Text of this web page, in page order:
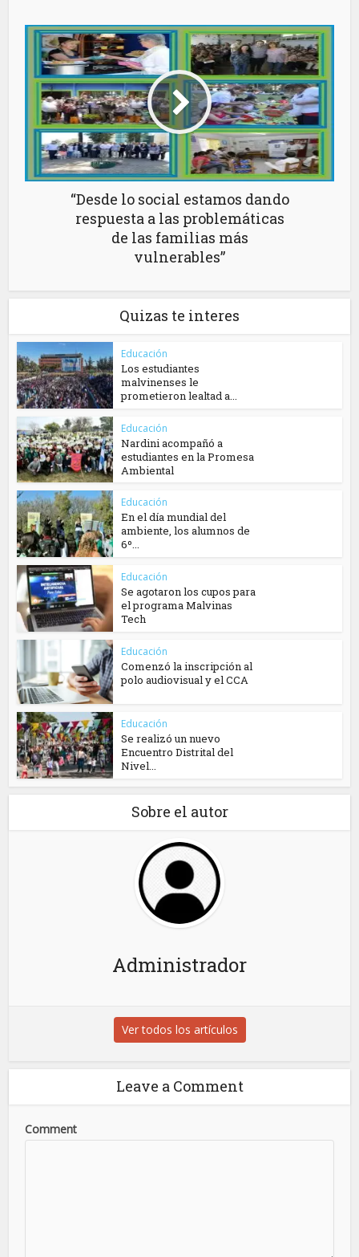
“Desde lo social estamos dando
respuesta a las problemáticas
de las familias más
vulnerables”
Quizas te interes
Educación
Los estudiantes
malvinenses le
prometieron lealtad a...
Educación
Nardini acompañó a
estudiantes en la Promesa
Ambiental
Educación
En el día mundial del
ambiente, los alumnos de
6º...
Educación
Se agotaron los cupos para
el programa Malvinas
Tech
Educación
Comenzó la inscripción al
polo audiovisual y el CCA
Educación
Se realizó un nuevo
Encuentro Distrital del
Nivel...
Sobre el autor
Administrador
Ver todos los artículos
Leave a Comment
Comment